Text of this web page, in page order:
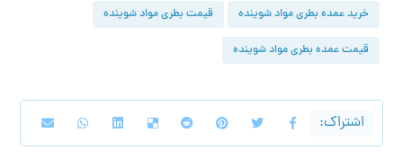
خرید عمده بطری مواد شوینده قیمت بطری مواد شوینده
قیمت عمده بطری مواد شوینده